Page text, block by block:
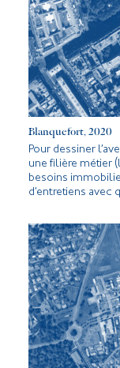
Blanquefort, 2020
Pour dessiner
une filière métier
besoins
d’entretiens avec